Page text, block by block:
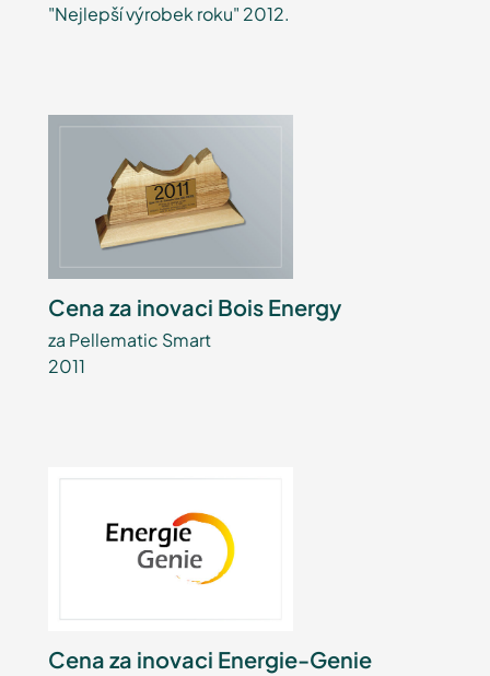
"Nejlepší výrobek roku" 2012.
Cena za inovaci Bois Energy
za Pellematic Smart
2011
Cena za inovaci Energie-Genie